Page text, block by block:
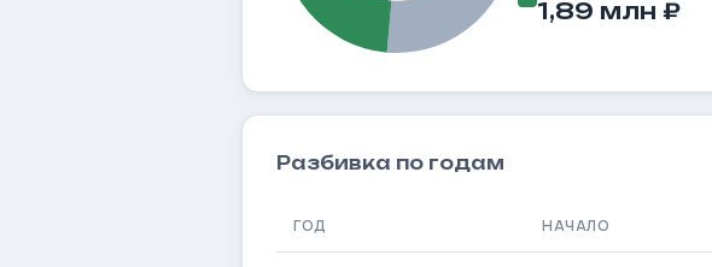
1,89 млн ₽
Разбивка по годам
ГОД НАЧАЛО